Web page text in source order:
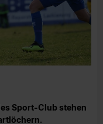
Sport-Club stehen